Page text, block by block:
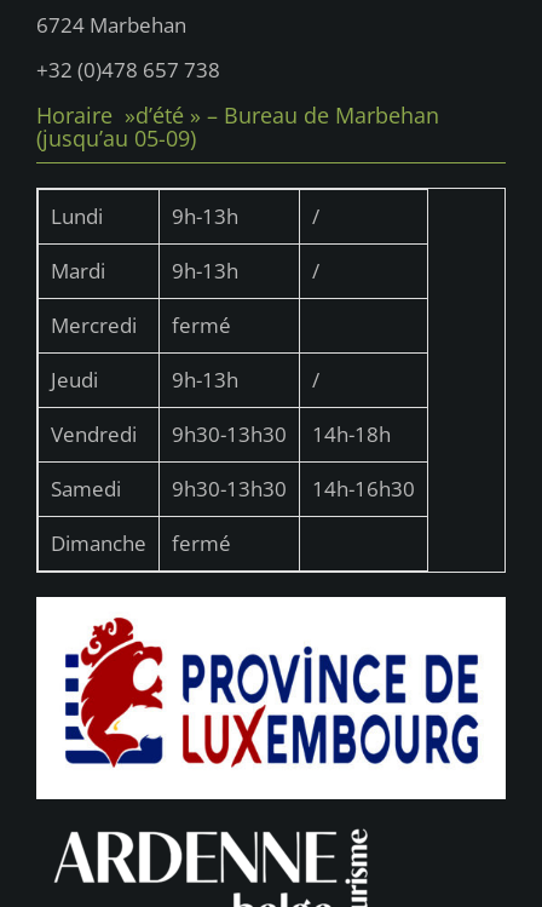
6724 Marbehan
+32 (0)478 657 738
Horaire »d’été » – Bureau de Marbehan
(jusqu’au 05-09)
Lundi 9h-13h
/
Mardi
9h-13h
/
Mercredi
fermé
Jeudi
9h-13h
/
Vendredi
9h30-13h30
14h-18h
Samedi
9h30-13h30
14h-16h30
Dimanche
fermé